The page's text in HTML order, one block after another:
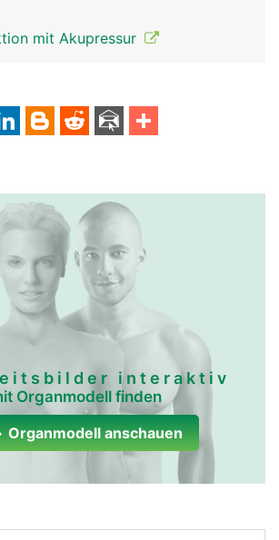
mit Akupressur
interaktiv
Organmodell finden
Organmodell anschauen